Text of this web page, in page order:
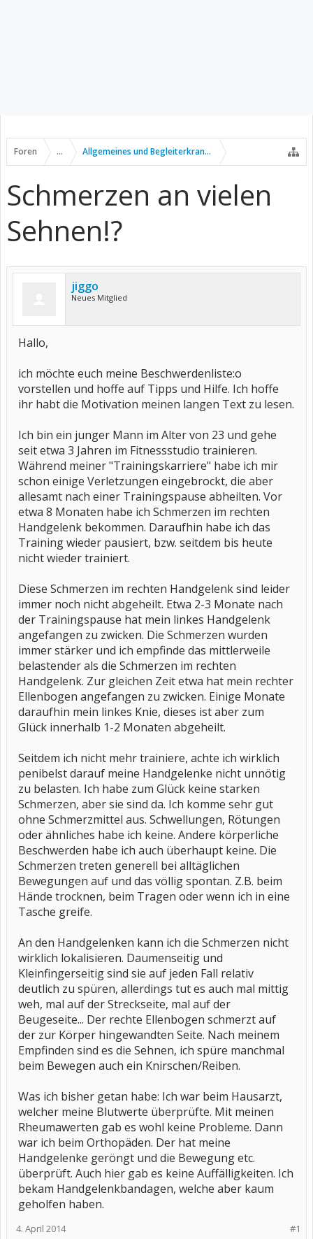
Foren ... Allgemeines und Begleiterkrankungen
Schmerzen an vielen
Sehnen!?
jiggo
Neues Mitglied
Hallo,
ich möchte euch meine Beschwerdenliste:o
vorstellen und hoffe auf Tipps und Hilfe. Ich hoffe
ihr habt die Motivation meinen langen Text zu lesen.
Ich bin ein junger Mann im Alter von 23 und gehe
seit etwa 3 Jahren im Fitnessstudio trainieren.
Während meiner "Trainingskarriere" habe ich mir
schon einige Verletzungen eingebrockt, die aber
allesamt nach einer Trainingspause abheilten. Vor
etwa 8 Monaten habe ich Schmerzen im rechten
Handgelenk bekommen. Daraufhin habe ich das
Training wieder pausiert, bzw. seitdem bis heute
nicht wieder trainiert.
Diese Schmerzen im rechten Handgelenk sind leider
immer noch nicht abgeheilt. Etwa 2-3 Monate nach
der Trainingspause hat mein linkes Handgelenk
angefangen zu zwicken. Die Schmerzen wurden
immer stärker und ich empfinde das mittlerweile
belastender als die Schmerzen im rechten
Handgelenk. Zur gleichen Zeit etwa hat mein rechter
Ellenbogen angefangen zu zwicken. Einige Monate
daraufhin mein linkes Knie, dieses ist aber zum
Glück innerhalb 1-2 Monaten abgeheilt.
Seitdem ich nicht mehr trainiere, achte ich wirklich
penibelst darauf meine Handgelenke nicht unnötig
zu belasten. Ich habe zum Glück keine starken
Schmerzen, aber sie sind da. Ich komme sehr gut
ohne Schmerzmittel aus. Schwellungen, Rötungen
oder ähnliches habe ich keine. Andere körperliche
Beschwerden habe ich auch überhaupt keine. Die
Schmerzen treten generell bei alltäglichen
Bewegungen auf und das völlig spontan. Z.B. beim
Hände trocknen, beim Tragen oder wenn ich in eine
Tasche greife.
An den Handgelenken kann ich die Schmerzen nicht
wirklich lokalisieren. Daumenseitig und
Kleinfingerseitig sind sie auf jeden Fall relativ
deutlich zu spüren, allerdings tut es auch mal mittig
weh, mal auf der Streckseite, mal auf der
Beugeseite... Der rechte Ellenbogen schmerzt auf
der zur Körper hingewandten Seite. Nach meinem
Empfinden sind es die Sehnen, ich spüre manchmal
beim Bewegen auch ein Knirschen/Reiben.
Was ich bisher getan habe: Ich war beim Hausarzt,
welcher meine Blutwerte überprüfte. Mit meinen
Rheumawerten gab es wohl keine Probleme. Dann
war ich beim Orthopäden. Der hat meine
Handgelenke geröngt und die Bewegung etc.
überprüft. Auch hier gab es keine Auffälligkeiten. Ich
bekam Handgelenkbandagen, welche aber kaum
geholfen haben.
#1
4. April 2014